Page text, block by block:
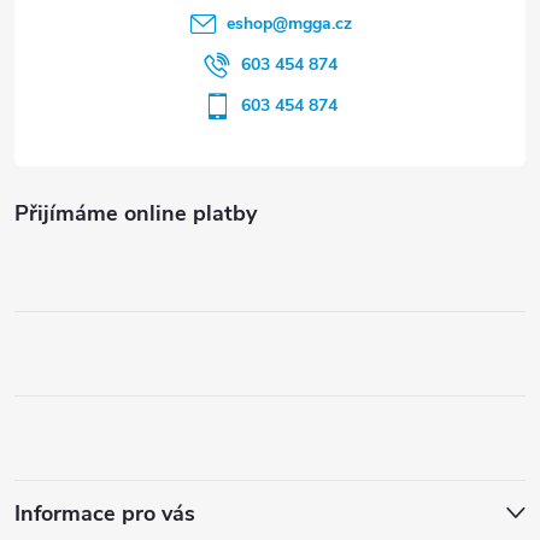
Přijímáme online platby
eshop@mgga.cz
603 454 874
603 454 874
Informace pro vás